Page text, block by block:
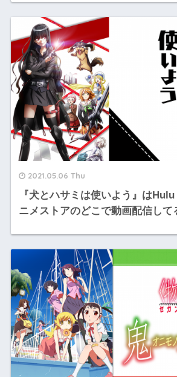
2021.05.06 Thu
『犬とハサミは使いよう』は
ニメストアのどこで動画配信して